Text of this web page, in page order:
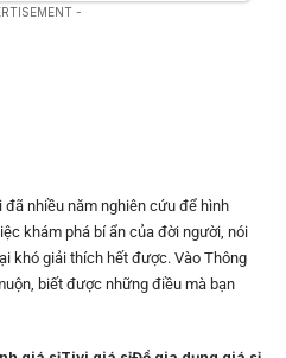
-
đã nhiều năm nghiên cứu để hình
khám phá bí ẩn của đời người, nói
khó giải thích hết được. Vào Thông
biết được những điều mà bạn